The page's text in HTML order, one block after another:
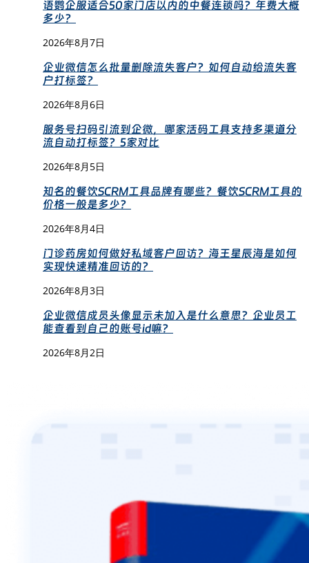
语鹦企服适合50家门店以内的中餐连锁吗？年费大概
多少？
2026年8月7日
企业微信怎么批量删除流失客户？如何自动给流失客
户打标签？
2026年8月6日
服务号扫码引流到企微，哪家活码工具支持多渠道分
流自动打标签？5家对比
2026年8月5日
知名的餐饮SCRM工具品牌有哪些？餐饮SCRM工具的
价格一般是多少？
2026年8月4日
门诊药房如何做好私域客户回访？海王星辰海是如何
实现快速精准回访的？
2026年8月3日
企业微信成员头像显示未加入是什么意思？企业员工
能查看到自己的账号id嘛？
2026年8月2日